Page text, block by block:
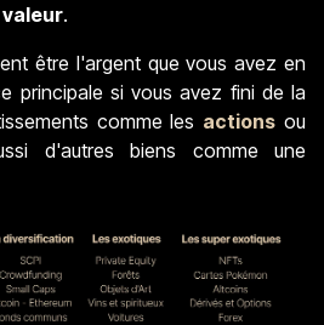
valeur.
être l'argent que vous avez en
principale si vous avez fini de la
comme les actions ou
d'autres biens comme une